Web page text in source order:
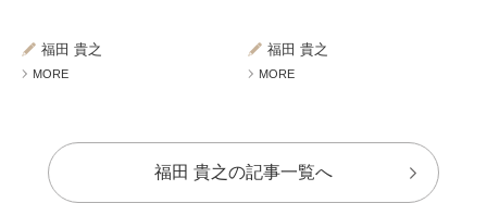
福田 貴之
MORE
福田 貴之
MORE
福田 貴之の記事一覧へ